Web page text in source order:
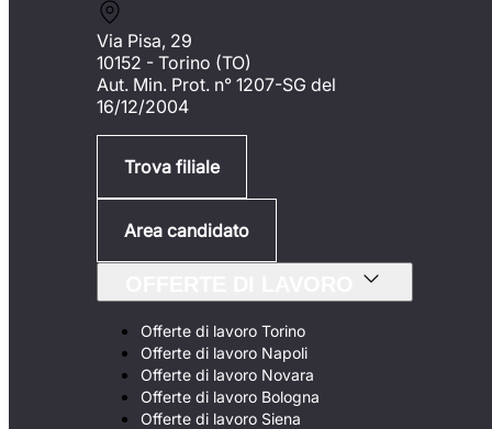
Via Pisa, 29
10152 - Torino (TO)
Aut. Min. Prot. n° 1207-SG del
16/12/2004
Trova filiale
Area candidato
Offerte di lavoro Torino
Offerte di lavoro Napoli
Offerte di lavoro Novara
Offerte di lavoro Bologna
Offerte di lavoro Siena